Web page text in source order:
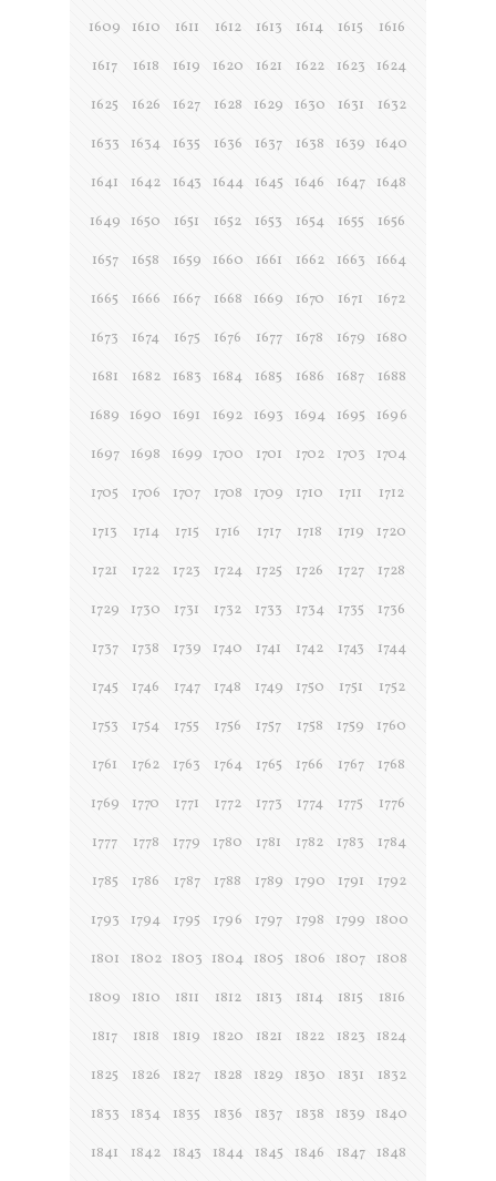
1609
1610 1611 1612 1613 1614 1615
1616
1617
1618 1619 1620 1621 1622 1623
1624
1625
1626 1627 1628 1629 1630 1631
1632
1633
1634 1635 1636 1637 1638 1639
1640
1641
1642 1643 1644 1645 1646 1647
1648
1649
1650 1651 1652 1653 1654 1655
1656
1657
1658 1659 1660 1661 1662 1663
1664
1665
1666 1667 1668 1669 1670 1671
1672
1673
1674 1675 1676 1677 1678 1679
1680
1681
1682 1683 1684 1685 1686 1687
1688
1689
1690 1691 1692 1693 1694 1695
1696
1697
1698 1699 1700 1701 1702 1703
1704
1705
1706 1707 1708 1709 1710 1711
1712
1713
1714 1715 1716 1717 1718 1719
1720
1721
1722 1723 1724 1725 1726 1727
1728
1729
1730 1731 1732 1733 1734 1735
1736
1737
1738 1739 1740 1741 1742 1743
1744
1745
1746 1747 1748 1749 1750 1751
1752
1753
1754 1755 1756 1757 1758 1759
1760
1761
1762 1763 1764 1765 1766 1767
1768
1769
1770 1771 1772 1773 1774 1775
1776
1777
1778 1779 1780 1781 1782 1783
1784
1785
1786 1787 1788 1789 1790 1791
1792
1793
1794 1795 1796 1797 1798 1799
1800
1801
1802 1803 1804 1805 1806 1807
1808
1809
1810 1811 1812 1813 1814 1815
1816
1817
1818 1819 1820 1821 1822 1823
1824
1825
1826 1827 1828 1829 1830 1831
1832
1833
1834 1835 1836 1837 1838 1839
1840
1841
1842 1843 1844 1845 1846 1847 1848